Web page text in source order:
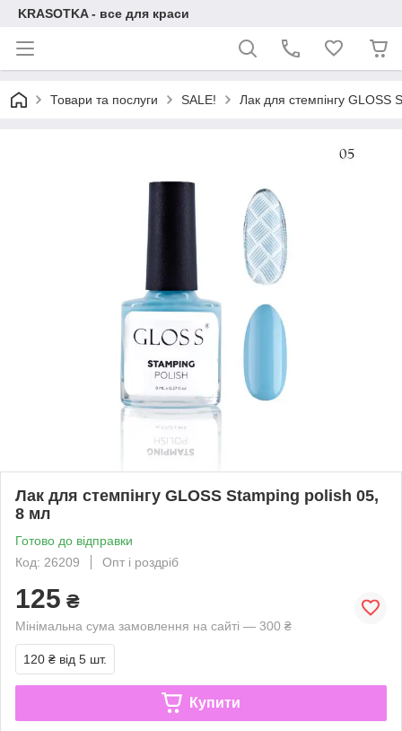
KRASOTKA - все для краси
Товари та послуги SALE! Лак для стемпінгу
Лак для стемпінгу GLOSS Stamping polish 05,
8 мл
Готово до відправки
Код: 26209
Опт і роздріб
125 ₴
Мінімальна сума замовлення на сайті — 300 ₴
120 ₴ від 5 шт.
Купити